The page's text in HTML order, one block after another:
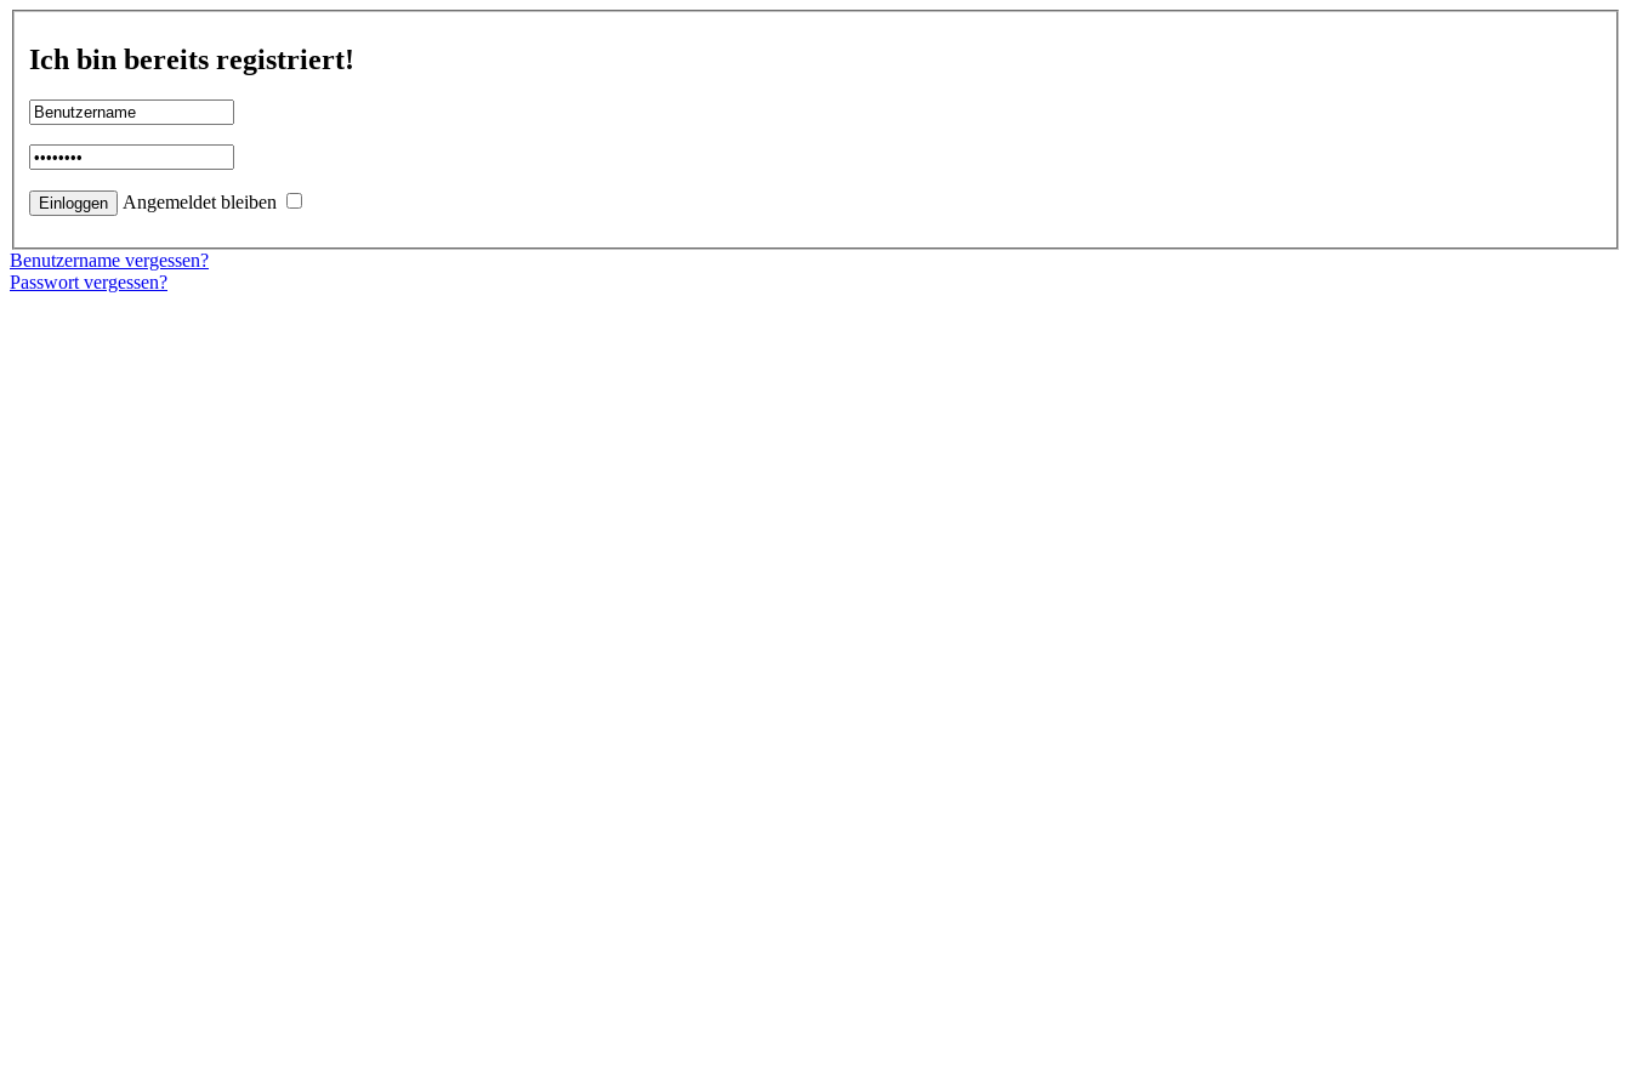
Ich bin bereits registriert!
Angemeldet bleiben
Benutzername vergessen?
Passwort vergessen?